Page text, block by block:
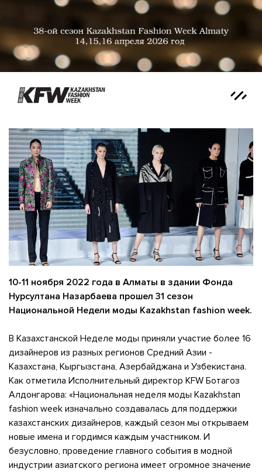
10-11 ноября 2022 года в Алматы в здании Фонда
Нурсултана Назарбаева прошел 31 сезон
Национальной Недели моды Kazakhstan fashion week.
В Казахстанской Неделе моды приняли участие более 16
дизайнеров из разных регионов Средний Азии -
Казахстана, Кыргызстана, Азербайджана и Узбекистана.
Как отметила Исполнительный директор​ KFW Ботагоз
Алдонгарова: «Национальная неделя моды Kazakhstan
fashion week изначально создавалась для поддержки
казахстанских дизайнеров, каждый сезон мы открываем
новые имена и гордимся каждым участником. И
безусловно, проведение главного события в модной
индустрии азиатского региона имеет огромное значение